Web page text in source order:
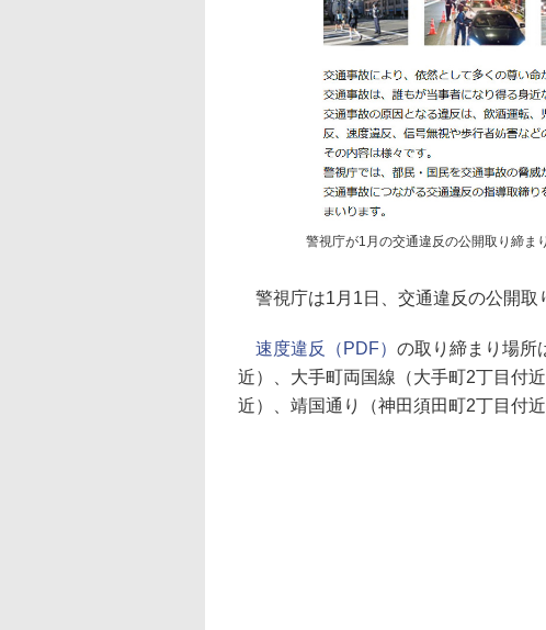
警視庁が1月の交通違反の公開取り締ま
警視庁は1月1日、交通違反の公開取
速度違反（PDF） の取り締まり場所
近）、大手町両国線（大手町2丁目付
近）、靖国通り（神田須田町2丁目付